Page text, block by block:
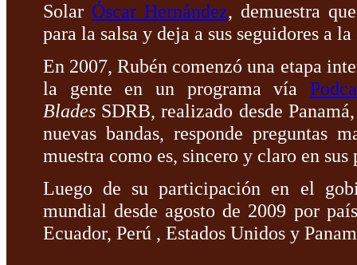
Solar Óscar Hernández, demuestra
para la salsa y deja a sus seguidores a
En 2007, Rubén comenzó una etapa
la gente en un programa vía
Blades SDRB, realizado desde
nuevas bandas, responde preguntas
muestra como es, sincero y claro en sus
Luego de su participación en el
mundial desde agosto de 2009 por
Ecuador, Perú , Estados Unidos y